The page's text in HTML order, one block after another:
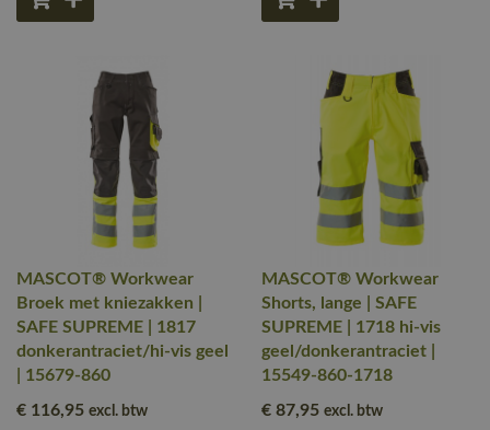
MASCOT® Workwear
Broek met kniezakken |
SAFE SUPREME | 1817
donkerantraciet/hi-vis geel
| 15679-860
€ 116,95 excl. btw
MASCOT® Workwear
Shorts, lange | SAFE
SUPREME | 1718 hi-vis
geel/donkerantraciet |
15549-860-1718
€ 87,95 excl. btw